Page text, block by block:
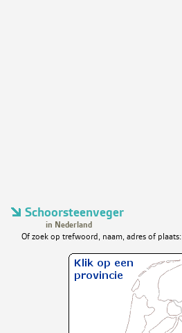
Schoorsteenveger
in Nederland
Of zoek op trefwoord, naam, adres of plaats: